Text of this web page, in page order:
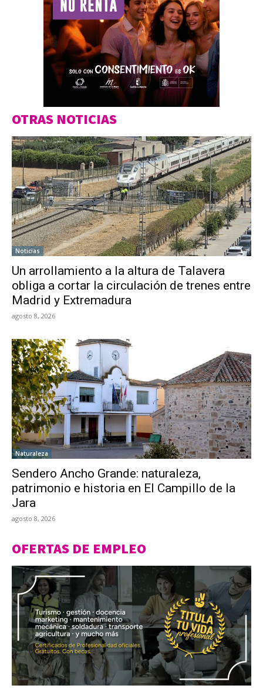
OTRAS NOTICIAS
Noticias
Un arrollamiento a la altura de Talavera
obliga a cortar la circulación de trenes entre
Madrid y Extremadura
agosto 8, 2026
Naturaleza
Sendero Ancho Grande: naturaleza,
patrimonio e historia en El Campillo de la
Jara
agosto 8, 2026
OFERTAS DE EMPLEO